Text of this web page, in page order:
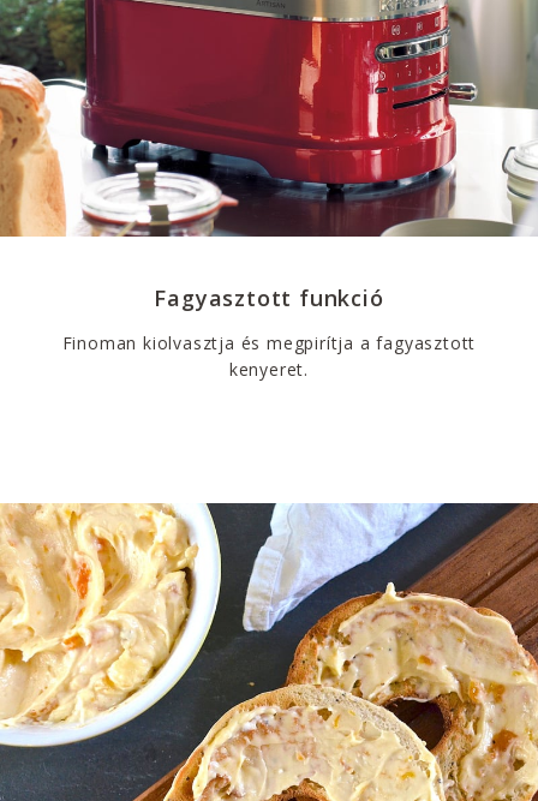
Fagyasztott funkció
Finoman kiolvasztja és megpirítja a fagyasztott
kenyeret.